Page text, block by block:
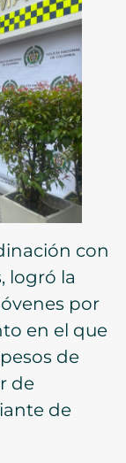
con
logró la
por
en el que
de
de
de